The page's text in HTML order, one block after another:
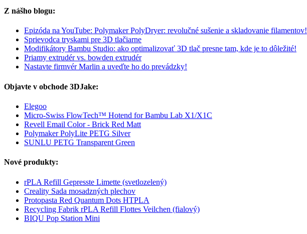
Z nášho blogu:
Epizóda na YouTube: Polymaker PolyDryer: revolučné sušenie a skladovanie filamentov!
Sprievodca tryskami pre 3D tlačiarne
Modifikátory Bambu Studio: ako optimalizovať 3D tlač presne tam, kde je to dôležité!
Priamy extrudér vs. bowden extrudér
Nastavte firmvér Marlin a uveďte ho do prevádzky!
Objavte v obchode 3DJake:
Elegoo
Micro-Swiss FlowTech™ Hotend for Bambu Lab X1/X1C
Revell Email Color - Brick Red Matt
Polymaker PolyLite PETG Silver
SUNLU PETG Transparent Green
Nové produkty:
rPLA Refill Gepresste Limette (svetlozelený)
Creality Sada mosadzných plechov
Protopasta Red Quantum Dots HTPLA
Recycling Fabrik rPLA Refill Flottes Veilchen (fialový)
BIQU Pop Station Mini